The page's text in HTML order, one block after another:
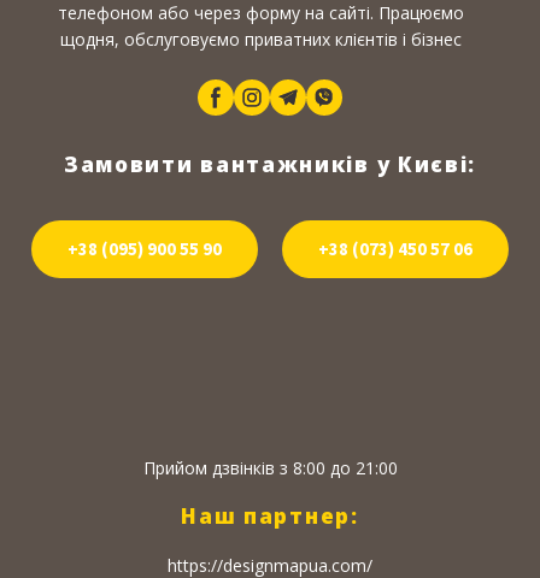
телефоном або через форму на сайті. Працюємо
щодня, обслуговуємо приватних клієнтів і бізнес
Замовити вантажників у Києві:
+38 (095) 900 55 90 +38 (073) 450 57 06
Прийом дзвінків з 8:00 до 21:00
Наш партнер:
https://designmapua.com/